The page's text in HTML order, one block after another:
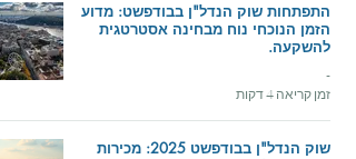
התפתחות שוק הנדל"ן בבודפשט: מדוע
הזמן הנוכחי נוח מבחינה אסטרטגית
להשקעה.
-
זמן קריאה 4 דקות
שוק הנדל"ן בבודפשט 2025: מכירות